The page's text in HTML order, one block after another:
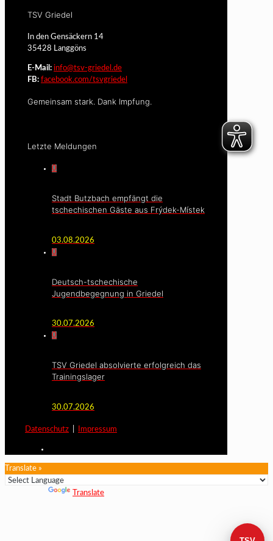
TSV Griedel
In den Gensäckern 14
35428 Langgöns
E-Mail: info@tsv-griedel.de
FB: facebook.com/tsvgriedel
Gemeinsam stark. Dank Impfung.
Letzte Meldungen
0
Stadt Butzbach empfängt die
tschechischen Gäste aus Frýdek-Místek
03.08.2026
0
Deutsch-tschechische
Jugendbegegnung in Griedel
30.07.2026
0
TSV Griedel absolvierte erfolgreich das
Trainingslager
30.07.2026
Datenschutz Impressum
Translate »
Translate